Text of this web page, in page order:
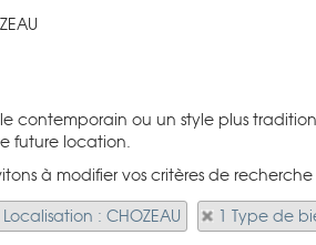
contemporain ou un style plus
future location.
à modifier vos critères de recherche
Localisation : CHOZEAU 1 Type de